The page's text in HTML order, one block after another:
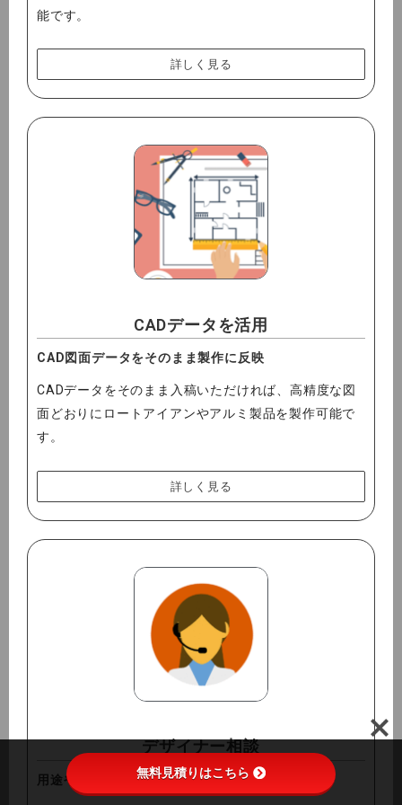
能です。
詳しく見る
CADデータを活用
CAD図面データをそのまま製作に反映
CADデータをそのまま入稿いただければ、高精度な図
面どおりにロートアイアンやアルミ製品を製作可能で
す。
詳しく見る
デザイナー相談
用途やイメージに合わせて最適プランをご提案
無料見積りはこちら